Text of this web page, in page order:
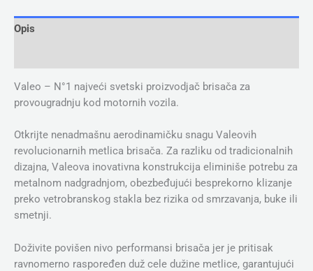
Opis
Valeo – N°1 najveći svetski proizvodjač brisača za
provougradnju kod motornih vozila.
Otkrijte nenadmašnu aerodinamičku snagu Valeovih
revolucionarnih metlica brisača. Za razliku od tradicionalnih
dizajna, Valeova inovativna konstrukcija eliminiše potrebu za
metalnom nadgradnjom, obezbeđujući besprekorno klizanje
preko vetrobranskog stakla bez rizika od smrzavanja, buke ili
smetnji.
Doživite povišen nivo performansi brisača jer je pritisak
ravnomerno raspoređen duž cele dužine metlice, garantujući